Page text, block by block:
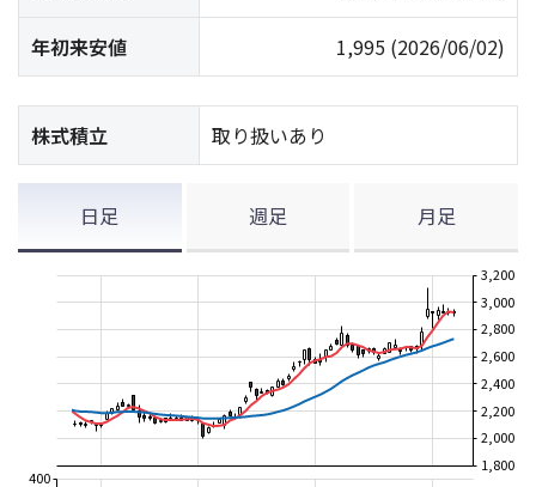
年初来安値 1,995 (2026/06/02)
株式積立 取り扱いあり
日足 週足 月足
1,800
2,000
2,200
2,400
2,600
2,800
3,000
3,200
400